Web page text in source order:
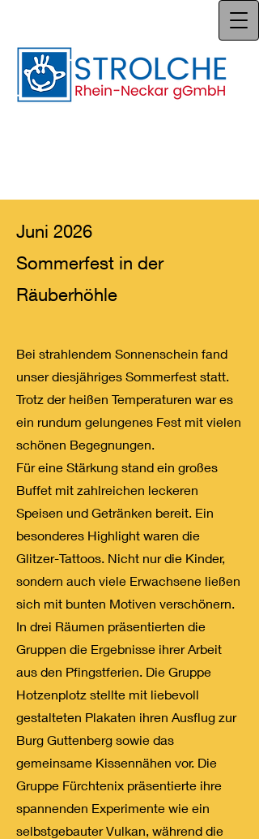
Juni 2026
Sommerfest in der
Räuberhöhle
Bei strahlendem Sonnenschein fand
unser diesjähriges Sommerfest statt.
Trotz der heißen Temperaturen war es
ein rundum gelungenes Fest mit vielen
schönen Begegnungen.
Für eine Stärkung stand ein großes
Buffet mit zahlreichen leckeren
Speisen und Getränken bereit. Ein
besonderes Highlight waren die
Glitzer-Tattoos. Nicht nur die Kinder,
sondern auch viele Erwachsene ließen
sich mit bunten Motiven verschönern.
In drei Räumen präsentierten die
Gruppen die Ergebnisse ihrer Arbeit
aus den Pfingstferien. Die Gruppe
Hotzenplotz stellte mit liebevoll
gestalteten Plakaten ihren Ausflug zur
Burg Guttenberg sowie das
gemeinsame Kissennähen vor. Die
Gruppe Fürchtenix präsentierte ihre
spannenden Experimente wie ein
selbstgebauter Vulkan, während die